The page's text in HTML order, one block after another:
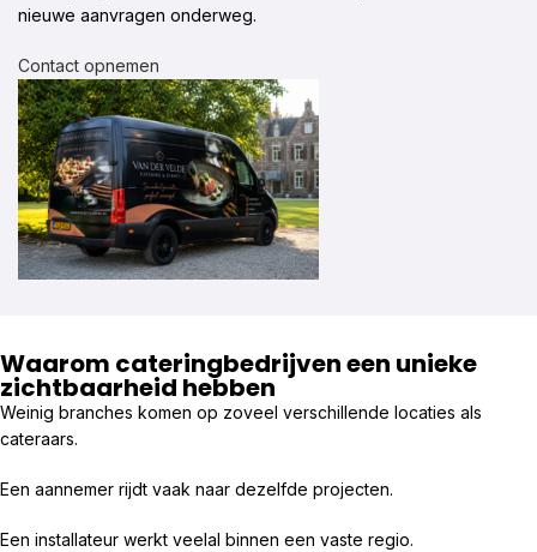
nieuwe aanvragen onderweg.
Contact opnemen
Waarom cateringbedrijven een unieke
zichtbaarheid hebben
Weinig branches komen op zoveel verschillende locaties als
cateraars.
Een aannemer rijdt vaak naar dezelfde projecten.
Een installateur werkt veelal binnen een vaste regio.